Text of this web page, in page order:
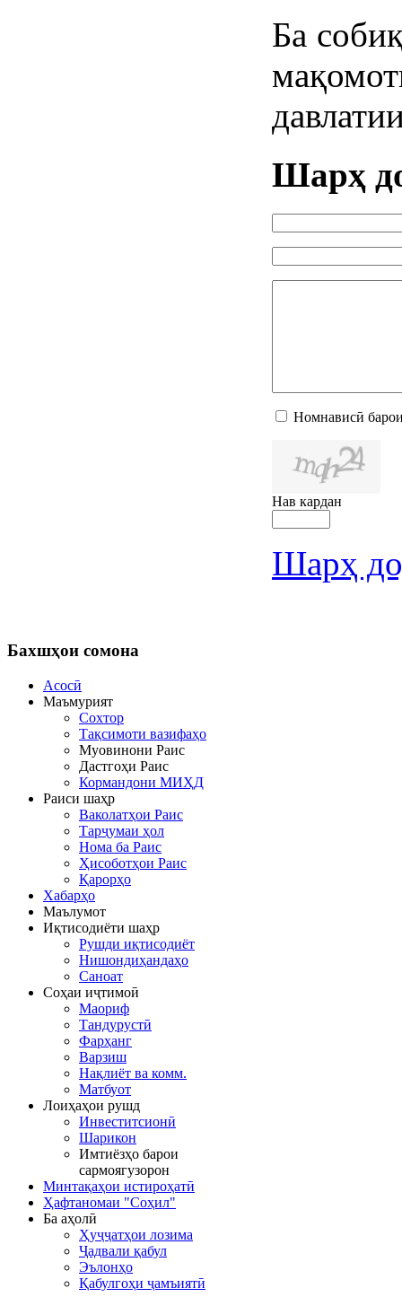
Ба
Шарҳ
Номнависӣ
Нав кардан
Шарҳ
Бахшҳои сомона
Асосӣ
Маъмурият
Сохтор
Тақсимоти вазифаҳо
Муовинони Раис
Дастгоҳи Раис
Кормандони МИҲД
Раиси шаҳр
Ваколатҳои Раис
Тарҷумаи ҳол
Нома ба Раис
Ҳисоботҳои Раис
Қарорҳо
Хабарҳо
Маълумот
Иқтисодиёти шаҳр
Рушди иқтисодиёт
Нишондиҳандаҳо
Саноат
Соҳаи иҷтимоӣ
Маориф
Тандурустӣ
Фарҳанг
Варзиш
Нақлиёт ва комм.
Матбуот
Лоиҳаҳои рушд
Инвеститсионӣ
Шарикон
Имтиёзҳо барои
сармоягузорон
Минтақаҳои истироҳатӣ
Ҳафтаномаи "Соҳил"
Ба аҳолӣ
Ҳуҷҷатҳои лозима
Ҷадвали қабул
Эълонҳо
Қабулгоҳи ҷамъиятӣ